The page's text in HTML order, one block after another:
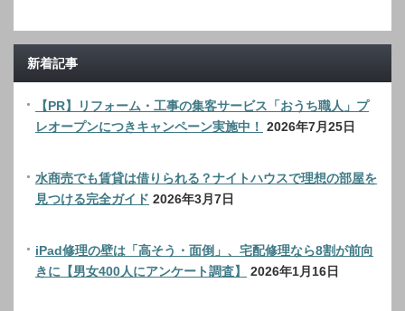
新着記事
【PR】リフォーム・工事の集客サービス「おうち職人」プ
レオープンにつきキャンペーン実施中！ 2026年7月25日
水商売でも賃貸は借りられる？ナイトハウスで理想の部屋を
見つける完全ガイド 2026年3月7日
iPad修理の壁は「高そう・面倒」、宅配修理なら8割が前向
きに【男女400人にアンケート調査】
2026年1月16日